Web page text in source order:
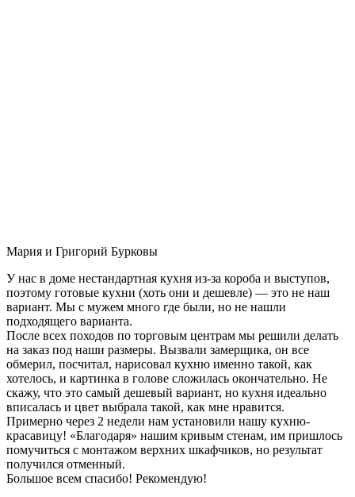
Мария и Григорий Бурковы
У нас в доме нестандартная кухня из-за короба и выступов,
поэтому готовые кухни (хоть они и дешевле) — это не наш
вариант. Мы с мужем много где были, но не нашли
подходящего варианта.
После всех походов по торговым центрам мы решили делать
на заказ под наши размеры. Вызвали замерщика, он все
обмерил, посчитал, нарисовал кухню именно такой, как
хотелось, и картинка в голове сложилась окончательно. Не
скажу, что это самый дешевый вариант, но кухня идеально
вписалась и цвет выбрала такой, как мне нравится.
Примерно через 2 недели нам установили нашу кухню-
красавицу! «Благодаря» нашим кривым стенам, им пришлось
помучиться с монтажом верхних шкафчиков, но результат
получился отменный.
Большое всем спасибо! Рекомендую!